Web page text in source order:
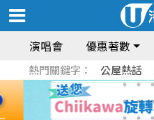
演唱會 優惠著數
熱門關鍵字： 公屋熱話